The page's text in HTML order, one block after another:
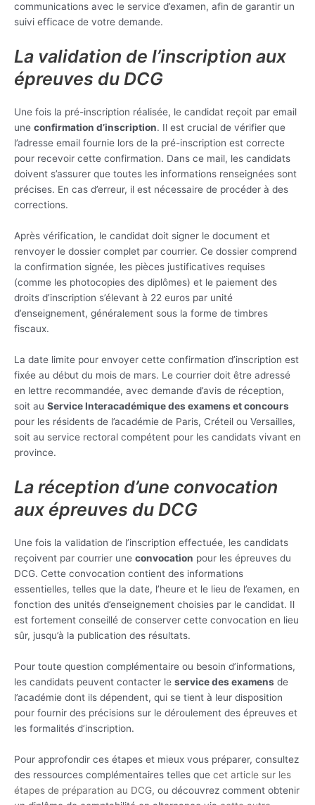
communications avec le service d’examen, afin de garantir un
suivi efficace de votre demande.
La validation de l’inscription aux
épreuves du DCG
Une fois la pré-inscription réalisée, le candidat reçoit par email
une confirmation d’inscription. Il est crucial de vérifier que
l’adresse email fournie lors de la pré-inscription est correcte
pour recevoir cette confirmation. Dans ce mail, les candidats
doivent s’assurer que toutes les informations renseignées sont
précises. En cas d’erreur, il est nécessaire de procéder à des
corrections.
Après vérification, le candidat doit signer le document et
renvoyer le dossier complet par courrier. Ce dossier comprend
la confirmation signée, les pièces justificatives requises
(comme les photocopies des diplômes) et le paiement des
droits d’inscription s’élevant à 22 euros par unité
d’enseignement, généralement sous la forme de timbres
fiscaux.
La date limite pour envoyer cette confirmation d’inscription est
fixée au début du mois de mars. Le courrier doit être adressé
en lettre recommandée, avec demande d’avis de réception,
soit au Service Interacadémique des examens et concours
pour les résidents de l’académie de Paris, Créteil ou Versailles,
soit au service rectoral compétent pour les candidats vivant en
province.
La réception d’une convocation
aux épreuves du DCG
Une fois la validation de l’inscription effectuée, les candidats
reçoivent par courrier une convocation pour les épreuves du
DCG. Cette convocation contient des informations
essentielles, telles que la date, l’heure et le lieu de l’examen, en
fonction des unités d’enseignement choisies par le candidat. Il
est fortement conseillé de conserver cette convocation en lieu
sûr, jusqu’à la publication des résultats.
Pour toute question complémentaire ou besoin d’informations,
les candidats peuvent contacter le service des examens de
l’académie dont ils dépendent, qui se tient à leur disposition
pour fournir des précisions sur le déroulement des épreuves et
les formalités d’inscription.
Pour approfondir ces étapes et mieux vous préparer, consultez
des ressources complémentaires telles que cet article sur les
étapes de préparation au DCG, ou découvrez comment obtenir